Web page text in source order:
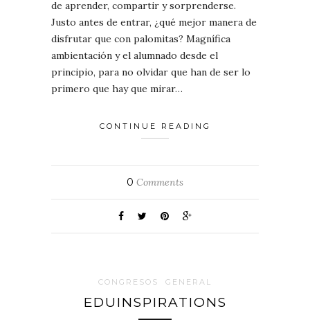
de aprender, compartir y sorprenderse.
Justo antes de entrar, ¿qué mejor manera de
disfrutar que con palomitas? Magnífica
ambientación y el alumnado desde el
principio, para no olvidar que han de ser lo
primero que hay que mirar…
CONTINUE READING
0 Comments
CONGRESOS GENERAL
EDUINSPIRATIONS